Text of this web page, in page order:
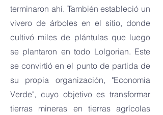
terminaron ahí. También estableció un
vivero de árboles en el sitio, donde
cultivó miles de plántulas que luego
se plantaron en todo Lolgorian. Este
se convirtió en el punto de partida de
su propia organización, "Economía
Verde", cuyo objetivo es transformar
tierras mineras en tierras agrícolas